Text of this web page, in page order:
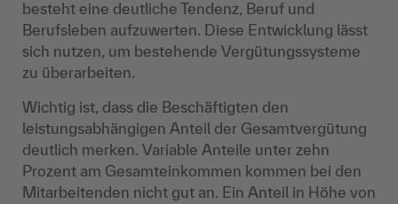
besteht eine deutliche Tendenz, Beruf und
Berufsleben aufzuwerten. Diese Entwicklung lässt
sich nutzen, um bestehende Vergütungssysteme
zu überarbeiten.
Wichtig ist, dass die Beschäftigten den
leistungsabhängigen Anteil der Gesamtvergütung
deutlich merken. Variable Anteile unter zehn
Prozent am Gesamteinkommen kommen bei den
Mitarbeitenden nicht gut an. Ein Anteil in Höhe von